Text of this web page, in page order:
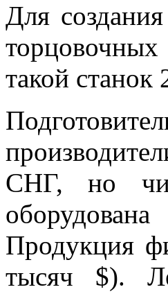
Для
такой
СНГ, но
Продукция
тысяч $).